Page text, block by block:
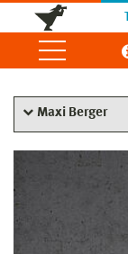
Maxi Berger